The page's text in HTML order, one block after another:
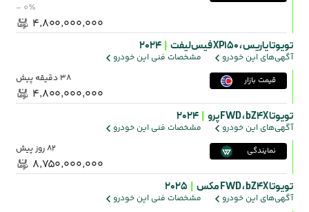
- ۰٪
۴٬۸۰۰٬۰۰۰٬۰۰۰
تویوتا یاریس ،XP150 فیس‌لیفت 2024
آگهی‌های این خودرو مشخصات فنی این خودرو
قیمت بازار 38 دقیقه پیش
۴٬۸۰۰٬۰۰۰٬۰۰۰
تویوتا bZ4X ، FWD پرو 2024
آگهی‌های این خودرو مشخصات فنی این خودرو
نمایندگی 82 روز پیش
۸٬۷۵۰٬۰۰۰٬۰۰۰
تویوتا bZ4X ، FWD مکس 2025
آگهی‌های این خودرو مشخصات فنی این خودرو